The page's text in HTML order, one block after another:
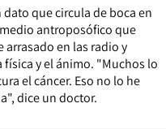
que circula de boca en
antroposófico que
arrasado en las radio y
y el ánimo. "Muchos lo
el cáncer. Eso no lo he
dice un doctor.